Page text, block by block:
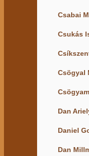
Csabai
Csukás
Csögyal
Dan
Daniel
Dan